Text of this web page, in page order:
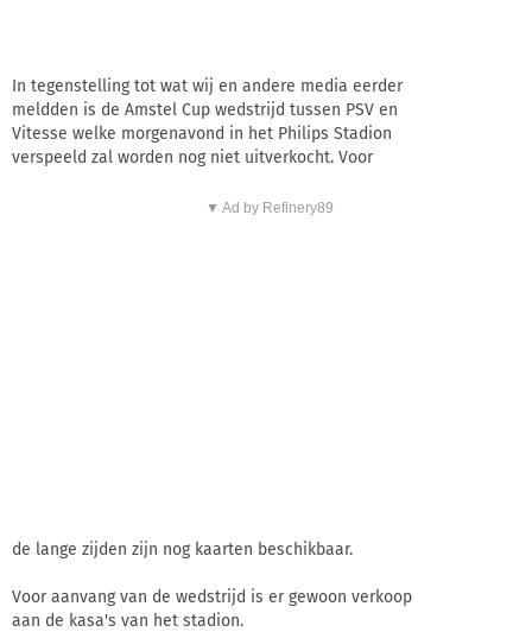
In tegenstelling tot wat wij en andere media eerder
meldden is de Amstel Cup wedstrijd tussen PSV en
Vitesse welke morgenavond in het Philips Stadion
verspeeld zal worden nog niet uitverkocht. Voor
▼ Ad by Refinery89
de lange zijden zijn nog kaarten beschikbaar.
Voor aanvang van de wedstrijd is er gewoon verkoop
aan de kasa's van het stadion.